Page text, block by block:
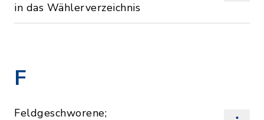
in das Wählerverzeichnis
F
Feldgeschworene;